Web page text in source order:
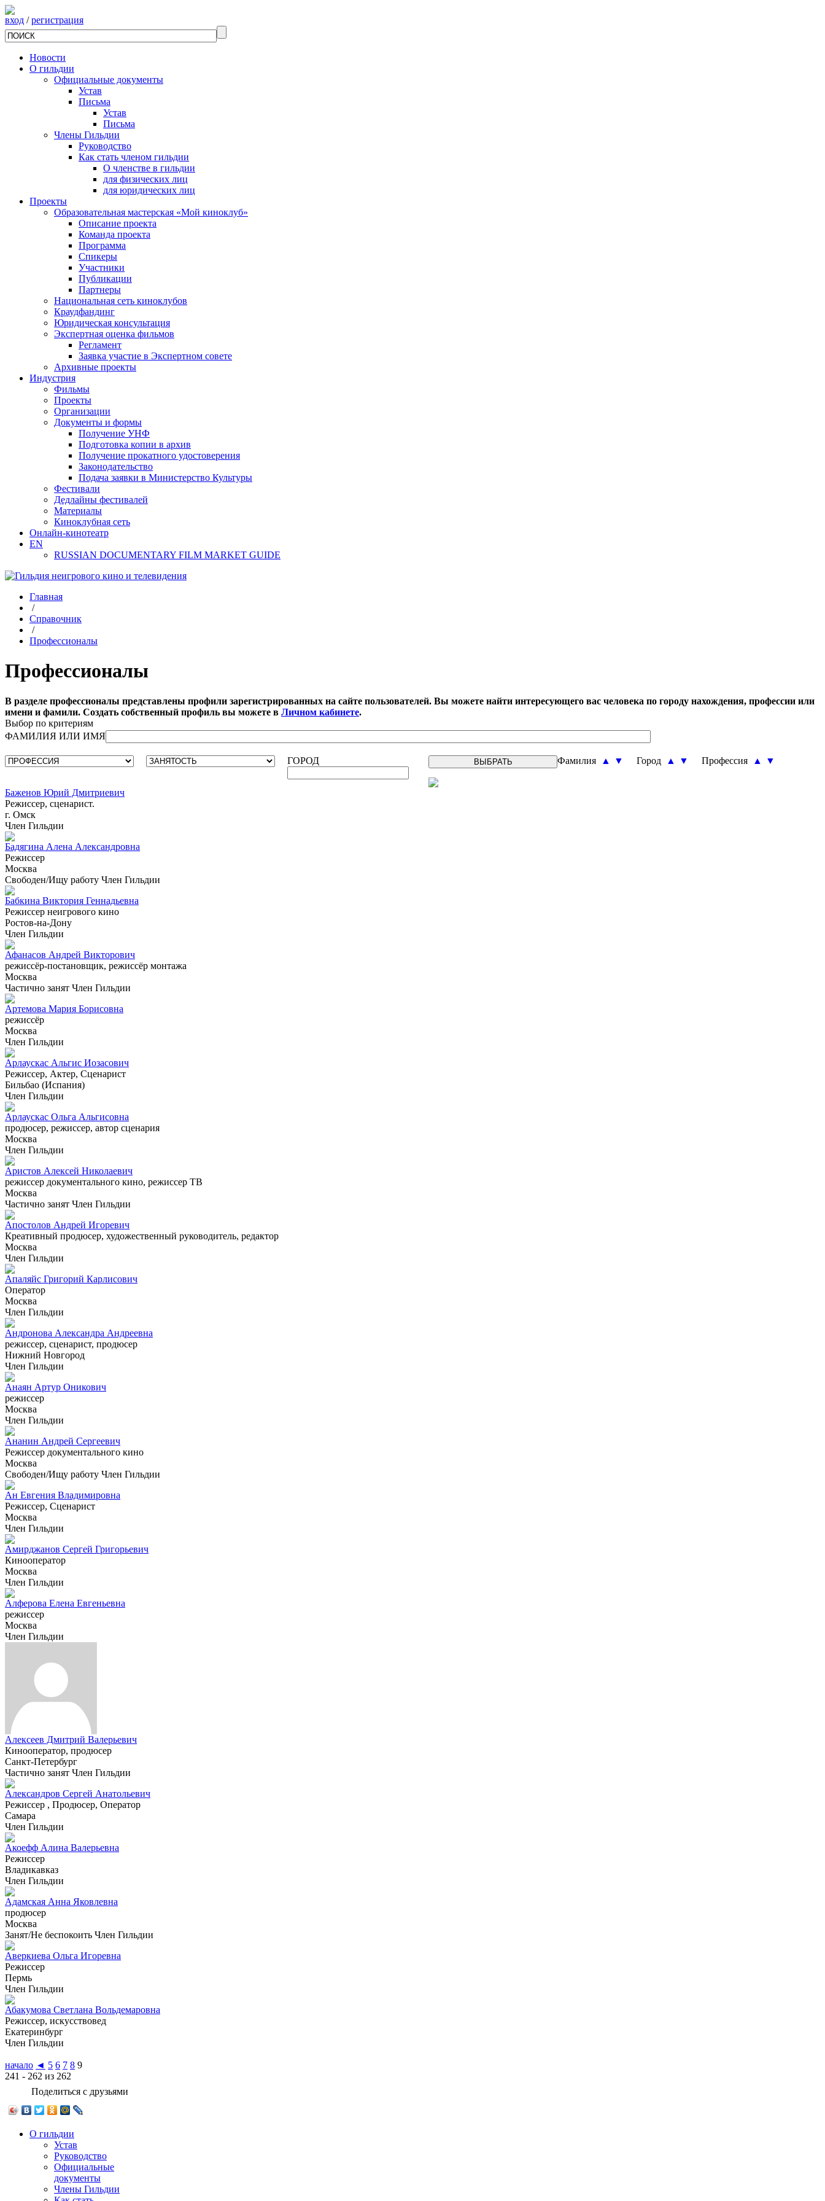
вход /регистрация
Новости
О гильдии
Официальные документы
Устав
Письма
Устав
Письма
Члены Гильдии
Руководство
Как стать членом гильдии
О членстве в гильдии
для физических лиц
для юридических лиц
Проекты
Образовательная мастерская «Мой киноклуб»
Описание проекта
Команда проекта
Программа
Спикеры
Участники
Публикации
Партнеры
Национальная сеть киноклубов
Краудфандинг
Юридическая консультация
Экспертная оценка фильмов
Регламент
Заявка участие в Экспертном совете
Архивные проекты
Индустрия
Фильмы
Проекты
Организации
Документы и формы
Получение УНФ
Подготовка копии в архив
Получение прокатного удостоверения
Законодательство
Подача заявки в Министерство Культуры
Фестивали
Дедлайны фестивалей
Материалы
Киноклубная сеть
Онлайн-кинотеатр
EN
RUSSIAN DOCUMENTARY FILM MARKET GUIDE
Главная
/
Справочник
/
Профессионалы
Профессионалы
В разделе профессионалы представлены профили зарегистрированных на сайте пользователей. Вы можете найти интересующего вас человека по городу нахождения, профессии или
имени и фамили. Создать собственный профиль вы можете в Личном кабинете.
Выбор по критериям
ФАМИЛИЯ ИЛИ ИМЯ
ГОРОД Фамилия ▲ ▼ Город ▲ ▼ Профессия ▲ ▼
Баженов Юрий Дмитриевич
Режиссер, сценарист.
г. Омск
Член Гильдии
Бадягина Алена Александровна
Режиссер
Москва
Свободен/Ищу работу Член Гильдии
Бабкина Виктория Геннадьевна
Режиссер неигрового кино
Ростов-на-Дону
Член Гильдии
Афанасов Андрей Викторович
режиссёр-постановщик, режиссёр монтажа
Москва
Частично занят Член Гильдии
Артемова Мария Борисовна
режиссёр
Москва
Член Гильдии
Арлаускас Альгис Иозасович
Режиссер, Актер, Сценарист
Бильбао (Испания)
Член Гильдии
Арлаускас Ольга Альгисовна
продюсер, режиссер, автор сценария
Москва
Член Гильдии
Аристов Алексей Николаевич
режиссер документального кино, режиссер ТВ
Москва
Частично занят Член Гильдии
Апостолов Андрей Игоревич
Креативный продюсер, художественный руководитель, редактор
Москва
Член Гильдии
Апаляйс Григорий Карлисович
Оператор
Москва
Член Гильдии
Андронова Александра Андреевна
режиссер, сценарист, продюсер
Нижний Новгород
Член Гильдии
Анаян Артур Оникович
режиссер
Москва
Член Гильдии
Ананин Андрей Сергеевич
Режиссер документального кино
Москва
Свободен/Ищу работу Член Гильдии
Ан Евгения Владимировна
Режиссер, Сценарист
Москва
Член Гильдии
Амирджанов Сергей Григорьевич
Кинооператор
Москва
Член Гильдии
Алферова Елена Евгеньевна
режиссер
Москва
Член Гильдии
Алексеев Дмитрий Валерьевич
Кинооператор, продюсер
Санкт-Петербург
Частично занят Член Гильдии
Александров Сергей Анатольевич
Режиссер , Продюсер, Оператор
Самара
Член Гильдии
Акоефф Алина Валерьевна
Режиссер
Владикавказ
Член Гильдии
Адамская Анна Яковлевна
продюсер
Москва
Занят/Не беспокоить Член Гильдии
Аверкиева Ольга Игоревна
Режиссер
Пермь
Член Гильдии
Абакумова Светлана Вольдемаровна
Режиссер, искусствовед
Екатеринбург
Член Гильдии
начало ◄ 5 6 7 8 9
241 - 262 из 262
Поделиться с друзьями
О гильдии
Устав
Руководство
Официальные
документы
Члены Гильдии